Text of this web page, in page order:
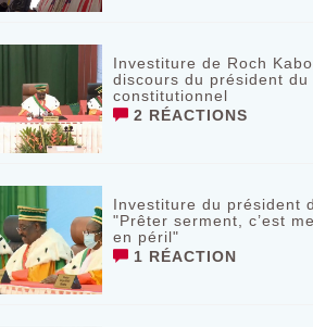
Investiture de Roch
discours du président du
constitutionnel
2 RÉACTIONS
Investiture du président
"Prêter serment, c’est
en péril"
1 RÉACTION